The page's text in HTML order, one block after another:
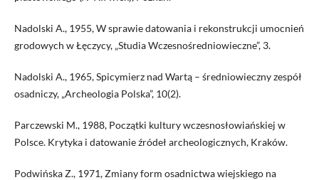
Nadolski A., 1955, W sprawie datowania i rekonstrukcji umocnień
grodowych w Łęczycy, „Studia Wczesnośredniowieczne”, 3.
Nadolski A., 1965, Spicymierz nad Wartą – średniowieczny zespół
osadniczy, „Archeologia Polska”, 10(2).
Parczewski M., 1988, Początki kultury wczesnosłowiańskiej w
Polsce. Krytyka i datowanie źródeł archeologicznych, Kraków.
Podwińska Z., 1971, Zmiany form osadnictwa wiejskiego na